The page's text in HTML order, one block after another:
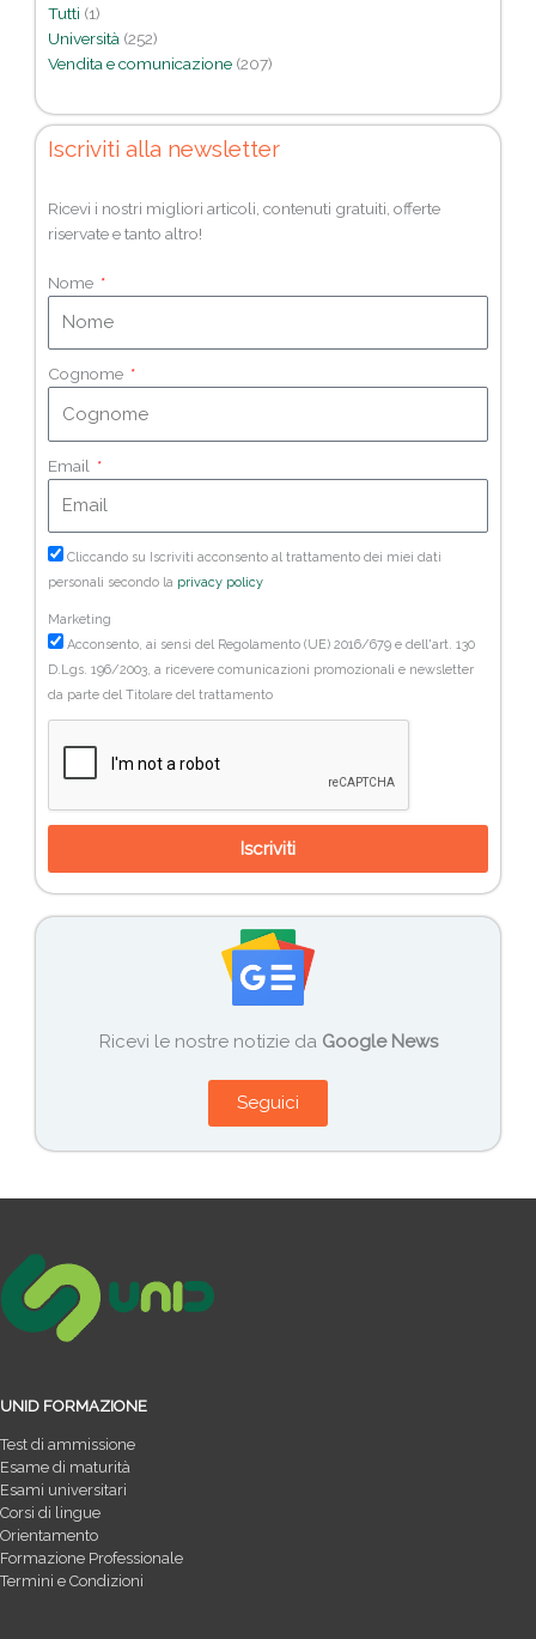
Tutti (1)
Università (252)
Vendita e comunicazione (207)
Iscriviti alla newsletter
Ricevi i nostri migliori articoli, contenuti gratuiti, offerte
riservate e tanto altro!
Nome
Cognome
Email
Cliccando su Iscriviti acconsento al trattamento dei miei dati
personali secondo la privacy policy
Marketing
Acconsento, ai sensi del Regolamento (UE) 2016/679 e dell'art. 130
D.Lgs. 196/2003, a ricevere comunicazioni promozionali e newsletter
da parte del Titolare del trattamento
Iscriviti
Ricevi le nostre notizie da Google News
Seguici
UNID FORMAZIONE
Test di ammissione
Esame di maturità
Esami universitari
Corsi di lingue
Orientamento
Formazione Professionale
Termini e Condizioni